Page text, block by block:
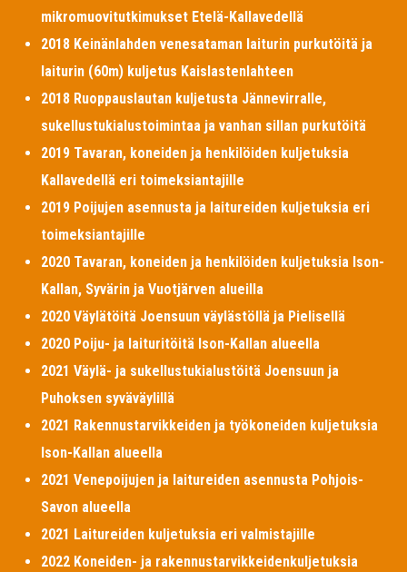
mikromuovitutkimukset Etelä-Kallavedellä
2018 Keinänlahden venesataman laiturin purkutöitä ja
laiturin (60m) kuljetus Kaislastenlahteen
2018 Ruoppauslautan kuljetusta Jännevirralle,
sukellustukialustoimintaa ja vanhan sillan purkutöitä
2019 Tavaran, koneiden ja henkilöiden kuljetuksia
Kallavedellä eri toimeksiantajille
2019 Poijujen asennusta ja laitureiden kuljetuksia eri
toimeksiantajille
2020 Tavaran, koneiden ja henkilöiden kuljetuksia Ison-
Kallan, Syvärin ja Vuotjärven alueilla
2020 Väylätöitä Joensuun väylästöllä ja Pielisellä
2020 Poiju- ja laituritöitä Ison-Kallan alueella
2021 Väylä- ja sukellustukialustöitä Joensuun ja
Puhoksen syväväylillä
2021 Rakennustarvikkeiden ja työkoneiden kuljetuksia
Ison-Kallan alueella
2021 Venepoijujen ja laitureiden asennusta Pohjois-
Savon alueella
2021 Laitureiden kuljetuksia eri valmistajille
2022 Koneiden- ja rakennustarvikkeidenkuljetuksia